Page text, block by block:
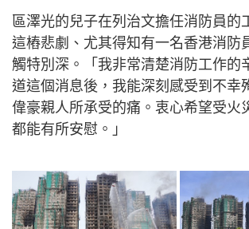
區澤光的兒子在列治文擔任消防員的
這樁悲劇、尤其得知有一名香港消防
觸特別深。「我非常清楚消防工作的
道這個消息後，我能深刻感受到不幸
偉豪親人所承受的痛。衷心希望受火
都能有所安慰。」